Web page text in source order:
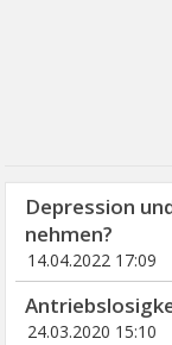
Depression
nehmen?
14.04.2022 17:09
24.03.2020 15:10